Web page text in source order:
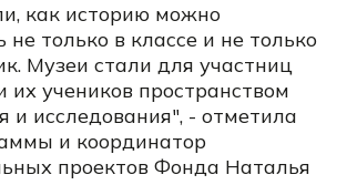
как историю можно
не только в классе и не только
Музеи стали для участниц
учеников пространством
и исследования", - отметила
и координатор
проектов Фонда Наталья